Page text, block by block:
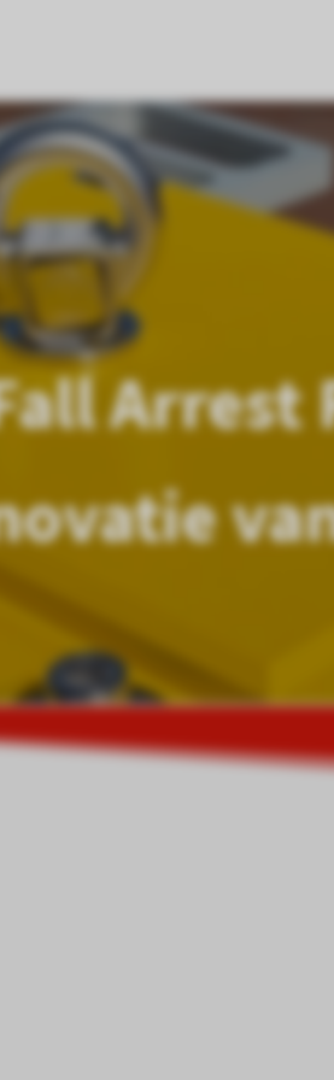
Arrest